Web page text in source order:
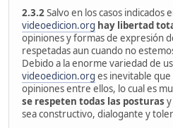
2.3.2Salvo en los casos indicados
videoedicion.org hay libertad
opiniones y formas de expresión
respetadas aun cuando no
Debido a la enorme variedad de
videoedicion.org es inevitable
opiniones entre ellos, lo cual es
se respeten todas las posturas
sea constructivo, dialogante y